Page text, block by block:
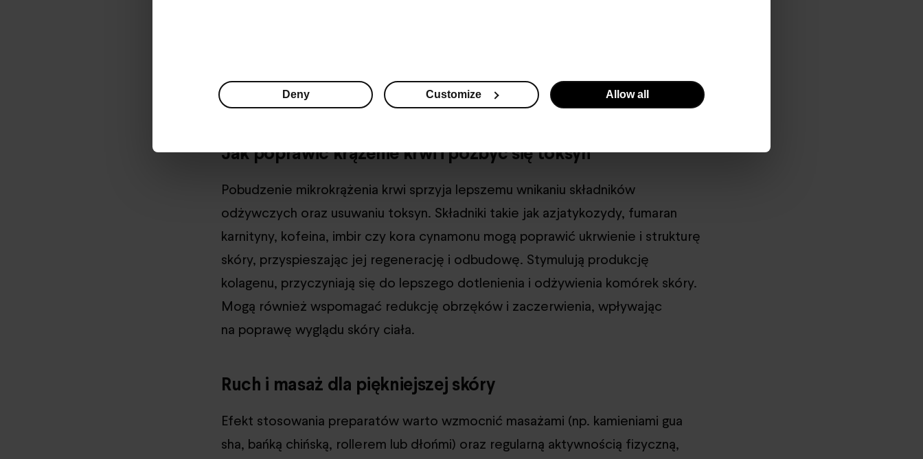
Deny Customize Allow all
wody. Podstawą jest zatem nawilżanie i wzmacnianie bariery hydrolipidowej,
regeneracji.
Jak poprawić krążenie krwi i pozbyć się toksyn
Pobudzenie mikrokrążenia krwi sprzyja lepszemu wnikaniu składników
odżywczych oraz usuwaniu toksyn. Składniki takie jak azjatykozydy, fumaran
karnityny, kofeina, imbir czy kora cynamonu mogą poprawić ukrwienie i strukturę
skóry, przyspieszając jej regenerację i odbudowę. Stymulują produkcję
kolagenu, przyczyniają się do lepszego dotlenienia i odżywienia komórek skóry.
Mogą również wspomagać redukcję obrzęków i zaczerwienia, wpływając
na poprawę wyglądu skóry ciała.
Ruch i masaż dla piękniejszej skóry
Efekt stosowania preparatów warto wzmocnić masażami (np. kamieniami gua
sha, bańką chińską, rollerem lub dłońmi) oraz regularną aktywnością fizyczną,